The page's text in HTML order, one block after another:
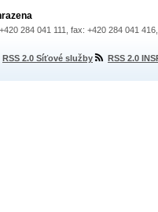
284 041 111, fax: +420 284 041 416,
RSS 2.0 Síťové služby RSS 2.0